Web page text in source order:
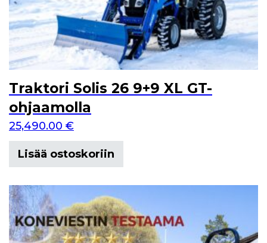
Traktori Solis 26 9+9 XL GT-
ohjaamolla
25,490.00 €
Lisää ostoskoriin